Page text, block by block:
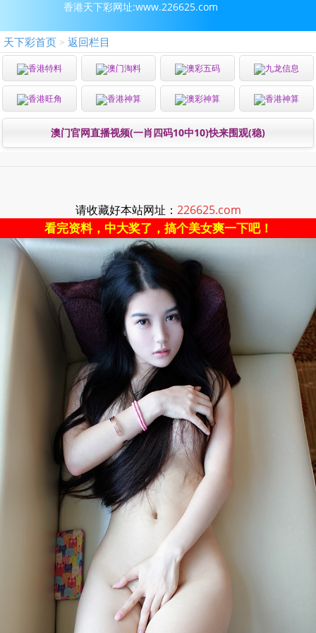
香港天下彩网址:www.226625.com
天下彩首页 > 返回栏目
香港特料 澳门淘料 澳彩五码 九龙信息
香港旺角 香港神算 澳彩神算 香港神算
澳门官网直播视频(一肖四码10中10)快来围观(稳)
请收藏好本站网址： 226625.com
看完资料，中大奖了，搞个美女爽一下吧！